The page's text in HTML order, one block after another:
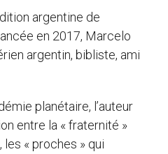
argentine de
en 2017, Marcelo
argentin, bibliste, ami
planétaire, l’auteur
entre la « fraternité »
les « proches » qui